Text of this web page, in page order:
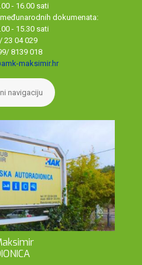
- 16.00 sati
dokumenata:
- 15.30 sati
23 04 029
8139 018
maksimir.hr
navigaciju